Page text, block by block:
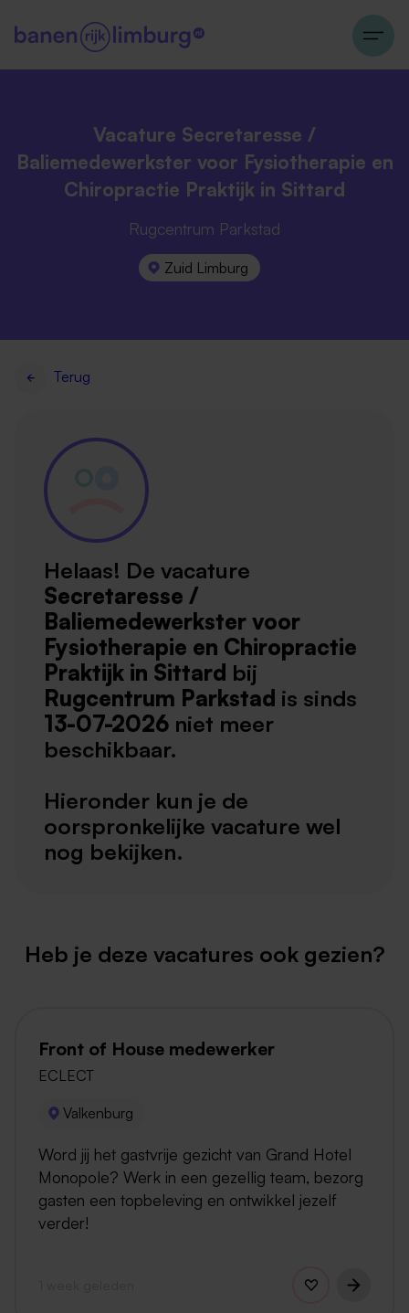
Vacature Secretaresse /
Baliemedewerkster voor Fysiotherapie en
Chiropractie Praktijk in Sittard
Rugcentrum Parkstad
Zuid Limburg
Terug
Helaas! De vacature
Secretaresse /
Baliemedewerkster voor
Fysiotherapie en Chiropractie
Praktijk in Sittard bij
Rugcentrum Parkstad is sinds
13-07-2026 niet meer
beschikbaar.
Hieronder kun je de
oorspronkelijke vacature wel
nog bekijken.
Heb je deze vacatures ook gezien?
Front of House medewerker
ECLECT
Valkenburg
Word jij het gastvrije gezicht van Grand Hotel
Monopole? Werk in een gezellig team, bezorg
gasten een topbeleving en ontwikkel jezelf
verder!